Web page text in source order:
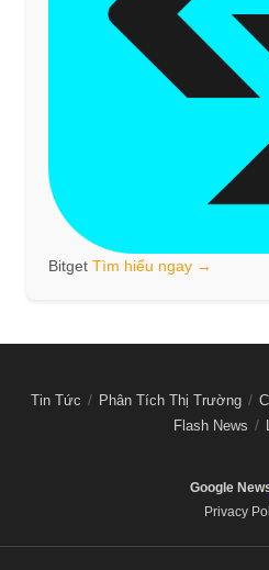
Bitget Tìm hiểu ngay →
Tin Tức Phân Tích Thị Trường
Flash News
Google
Privacy